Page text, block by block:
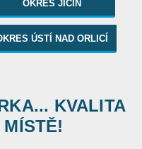
OKRES JIČÍN
ÚSTÍ NAD ORLICÍ
KVALITA